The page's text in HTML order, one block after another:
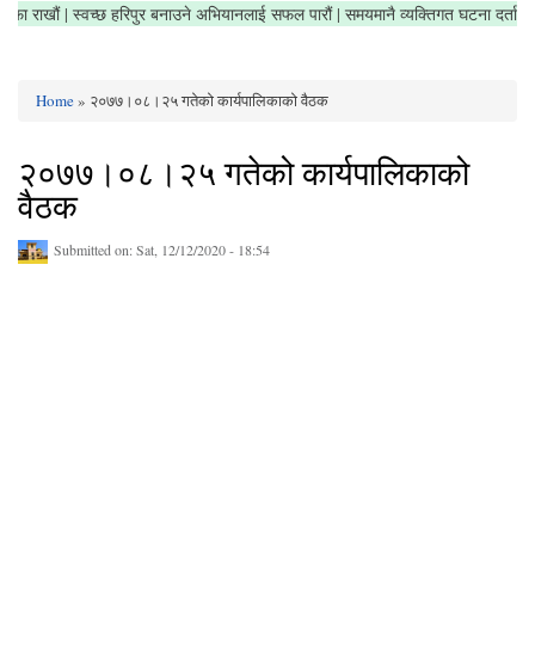
सफा राखौं | स्वच्छ हरिपुर बनाउने अभियानलाई सफल पारौं | समयमानै व्यक्तिगत घटना
Home» २०७७।०८।२५ गतेको कार्यपालिकाको वैठक
२०७७।०८।२५ गतेको कार्यपालिकाको
वैठक
Submitted on:Sat, 12/12/2020 - 18:54